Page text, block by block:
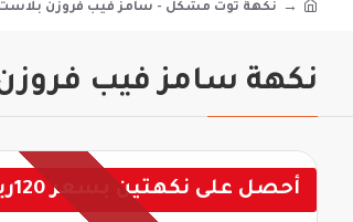
نكهة توت مشكل - سامز فيب فروزن بلاست
نكهة سامز فيب فروزن بلاست بيري
أحصل على نكهتين بسعر 120ريال